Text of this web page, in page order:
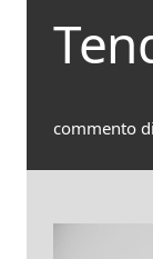
commento